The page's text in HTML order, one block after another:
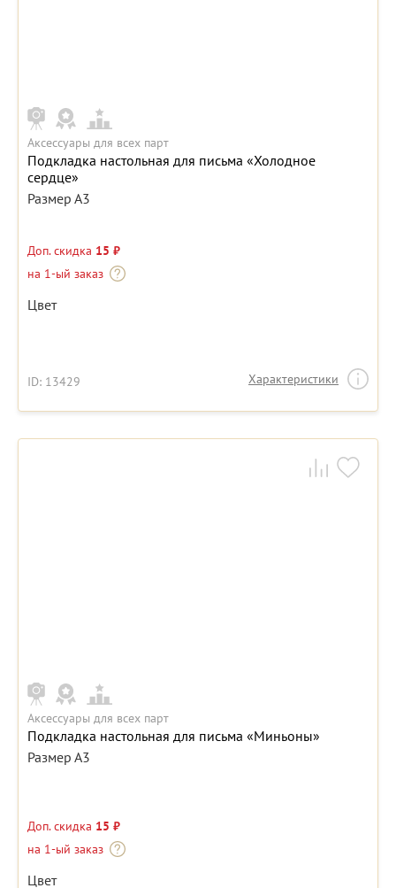
Аксессуары для всех парт
Подкладка настольная для письма «Холодное
сердце»
Размер А3
Доп. скидка 15 ₽
на 1-ый заказ
Цвет
ID: 13429 Характеристики
Аксессуары для всех парт
Подкладка настольная для письма «Миньоны»
Размер А3
Доп. скидка 15 ₽
на 1-ый заказ
Цвет